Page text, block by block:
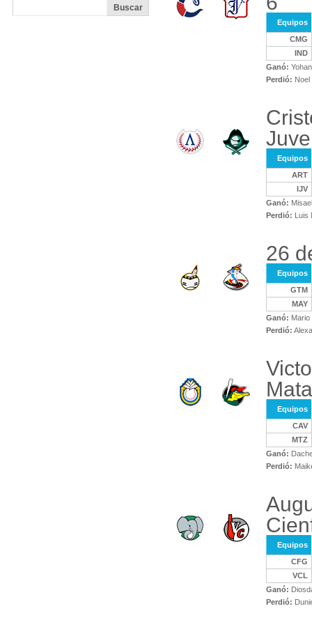
Equipos
CMG
IND
Ganó:
Perdió:
Equipos
ART
IJV
Ganó:
Perdió: Luis
26
Equipos
GTM
MAY
Ganó:
Perdió:
Equipos
CAV
MTZ
Ganó:
Perdió:
Equipos
CFG
VCL
Ganó:
Perdió: